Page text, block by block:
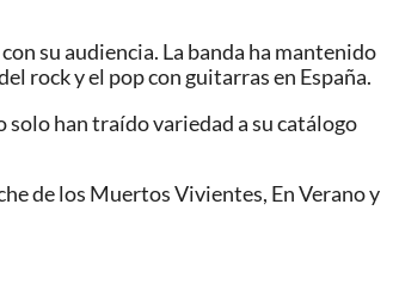
su audiencia. La banda ha mantenido
rock y el pop con guitarras en España.
han traído variedad a su catálogo
de los Muertos Vivientes, En Verano y